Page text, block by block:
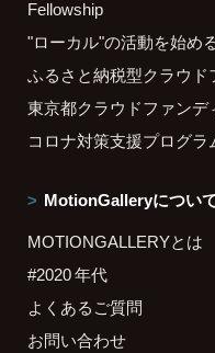
Fellowship
"ローカル"の活動を始め
ふるさと納税型クラウ
東京都クラウドファン
コロナ対策支援プログラ
MotionGalleryについ
MOTIONGALLERYとは
#2020 年代
よくあるご質問
お問い合わせ